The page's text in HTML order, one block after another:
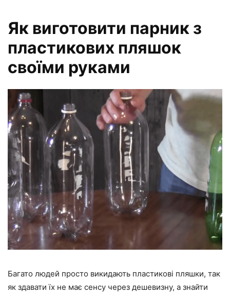
Як виготовити парник з
пластикових пляшок
своїми руками
Багато людей просто викидають пластикові пляшки, так
як здавати їх не має сенсу через дешевизну, а знайти